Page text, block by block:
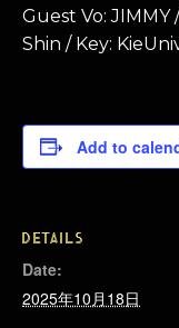
Guest Vo: JIMMY
Shin / Key:
Add to
DETAILS
Date:
2025年10月18日